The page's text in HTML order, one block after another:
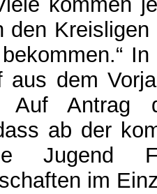
den
aus dem
Auf Antrag
ab der
im